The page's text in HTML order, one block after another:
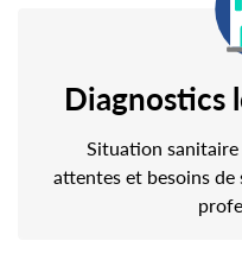
Diagnostics
Situation
attentes et besoins